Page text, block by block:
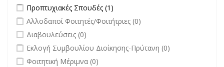
Apply Προπτυχιακές Σπουδές filter
Προπτυχιακές Σπουδές (1)
undefined
Αλλοδαποί Φοιτητές/Φοιτήτριες (0)
undefined
Διαβουλεύσεις (0)
undefined
Εκλογή Συμβουλίου Διοίκησης-Πρύτανη (0)
undefined
Φοιτητική Μέριμνα (0)